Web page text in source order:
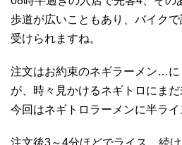
歩道が広いこともあり、バイク
受けられますね。
注文はお約束のネギラーメン…に
が、時々見かけるネギトロにま
今回はネギトロラーメンに半ライ